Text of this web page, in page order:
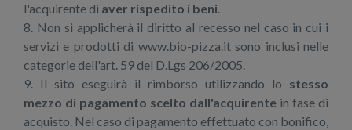
l'acquirente di aver rispedito i beni.
8. Non si applicherà il diritto al recesso nel caso in cui i
servizi e prodotti di www.bio-pizza.it sono inclusi nelle
categorie dell'art. 59 del D.Lgs 206/2005.
9. Il sito eseguirà il rimborso utilizzando lo stesso
mezzo di pagamento scelto dall'acquirente in fase di
acquisto. Nel caso di pagamento effettuato con bonifico,